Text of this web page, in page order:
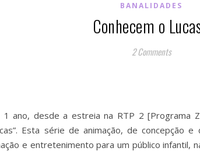
BANALIDADES
Conhecem o
2 Comments
1 ano, desde a estreia na RTP 2 [Programa
Esta série de animação, de concepção
e entretenimento para um público infantil,